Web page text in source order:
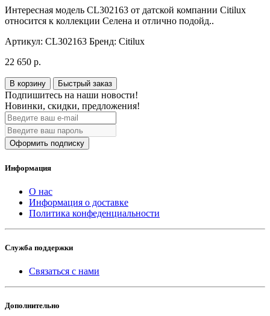
Интересная модель CL302163 от датской компании Citilux
относится к коллекции Селена и отлично подойд..
Артикул: CL302163 Бренд: Citilux
22 650 р.
В корзину Быстрый заказ
Подпишитесь на наши новости!
Новинки, скидки, предложения!
Оформить подписку
Информация
О нас
Информация о доставке
Политика конфеденциальности
Служба поддержки
Связаться с нами
Дополнительно